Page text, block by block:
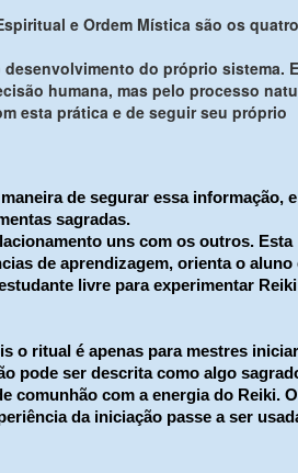
e Ordem Mística são os quatro
do próprio sistema.
humana, mas pelo processo
esta prática e de seguir seu próprio
de segurar essa informação,
sagradas.
uns com os outros. Esta
de aprendizagem, orienta o aluno
livre para experimentar
o ritual é apenas para mestres
pode ser descrita como algo
comunhão com a energia do Reiki.
da iniciação passe a ser